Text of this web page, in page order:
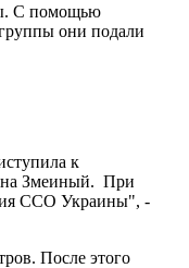
С помощью
они подали
к
на Змеиный. При
ССО Украины", -
После этого